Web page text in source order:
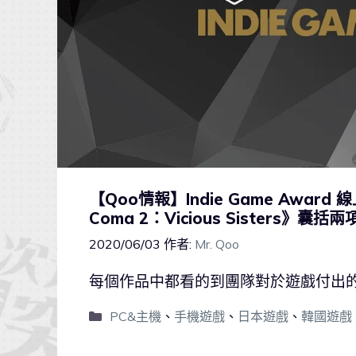
【Qoo情報】Indie Game Award
Coma 2：Vicious Sisters》囊括兩
2020/06/03 作者: Mr. Qoo
每個作品中都看的到團隊對於遊戲付出
PC&主機、 手機遊戲、 日本遊戲、 韓國遊戲